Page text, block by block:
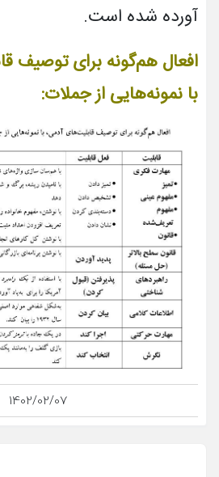
آورده شده است.
افعال هم‌گونه برای توصیف
با نمونه‌هایی از جملات:
1402/02/07